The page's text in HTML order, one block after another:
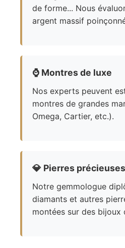
de forme... Nous
argent massif
⌚ Montres de luxe
Nos experts peuvent
montres de grandes
Omega, Cartier, etc.).
💎 Pierres précieuses
Notre gemmologue
diamants et autres
montées sur des bijoux